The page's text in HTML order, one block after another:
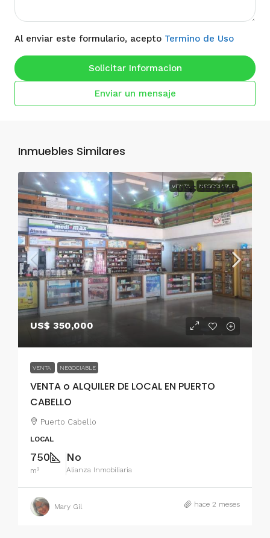
Al enviar este formulario, acepto Termino de Uso
Solicitar Informacion
Enviar un mensaje
Inmuebles Similares
VENTA NEGOCIABLE
US$ 350,000
VENTA NEGOCIABLE
VENTA o ALQUILER DE LOCAL EN PUERTO
CABELLO
US$ 350,000
Puerto Cabello
LOCAL
750
m²
No
Alianza Inmobiliaria
Mary Gil hace 2 meses